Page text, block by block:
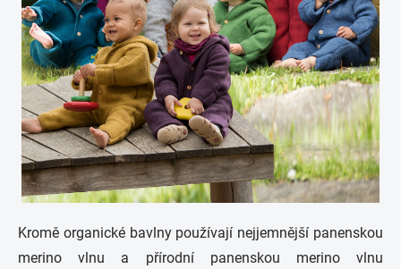
Kromě organické bavlny používají nejjemnější panenskou
merino vlnu a přírodní panenskou merino vlnu